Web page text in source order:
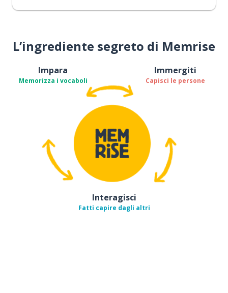
L’ingrediente segreto di Memrise
Impara
Memorizza i vocaboli
Immergiti
Capisci le persone
Interagisci
Fatti capire dagli altri